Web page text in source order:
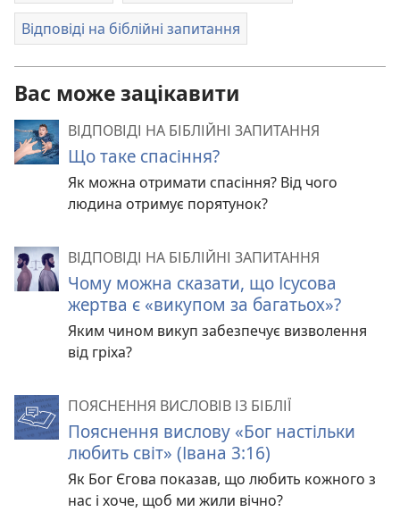
Відповіді на біблійні запитання
Вас може зацікавити
ВІДПОВІДІ НА БІБЛІЙНІ ЗАПИТАННЯ
Що таке спасіння?
Як можна отримати спасіння? Від чого
людина отримує порятунок?
ВІДПОВІДІ НА БІБЛІЙНІ ЗАПИТАННЯ
Чому можна сказати, що Ісусова
жертва є «викупом за багатьох»?
Яким чином викуп забезпечує визволення
від гріха?
ПОЯСНЕННЯ ВИСЛОВІВ ІЗ БІБЛІЇ
Пояснення вислову «Бог настільки
любить світ» (Івана 3:16)
Як Бог Єгова показав, що любить кожного з
нас і хоче, щоб ми жили вічно?